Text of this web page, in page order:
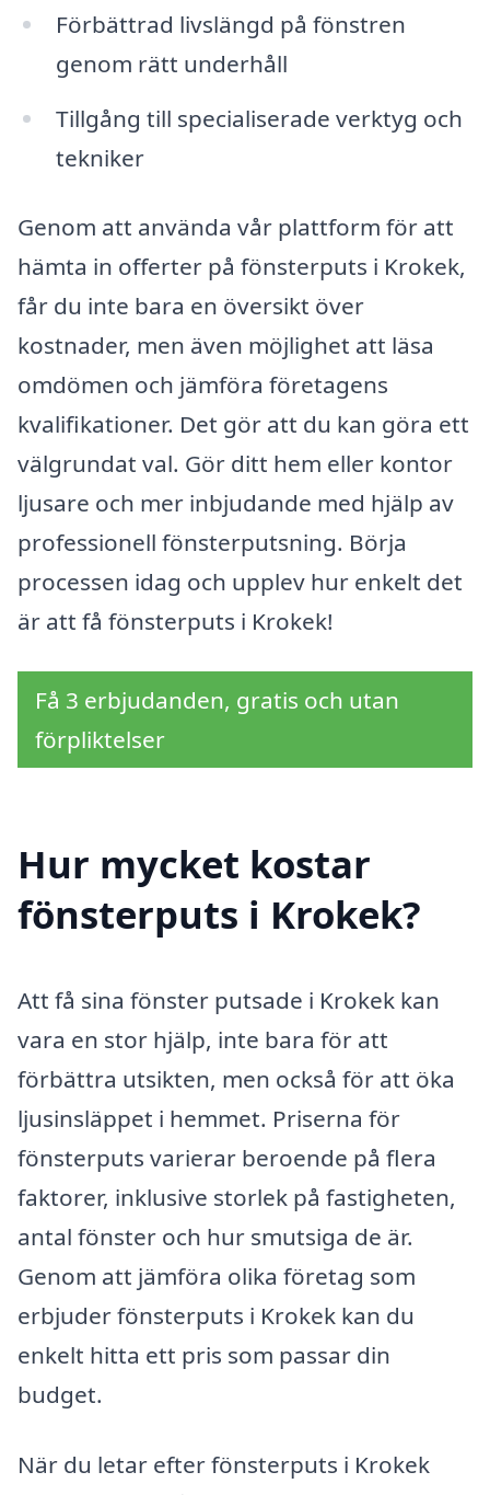
Förbättrad livslängd på fönstren
genom rätt underhåll
Tillgång till specialiserade verktyg och
tekniker
Genom att använda vår plattform för att
hämta in offerter på fönsterputs i Krokek,
får du inte bara en översikt över
kostnader, men även möjlighet att läsa
omdömen och jämföra företagens
kvalifikationer. Det gör att du kan göra ett
välgrundat val. Gör ditt hem eller kontor
ljusare och mer inbjudande med hjälp av
professionell fönsterputsning. Börja
processen idag och upplev hur enkelt det
är att få fönsterputs i Krokek!
Få 3 erbjudanden, gratis och utan
förpliktelser
Hur mycket kostar
fönsterputs i Krokek?
Att få sina fönster putsade i Krokek kan
vara en stor hjälp, inte bara för att
förbättra utsikten, men också för att öka
ljusinsläppet i hemmet. Priserna för
fönsterputs varierar beroende på flera
faktorer, inklusive storlek på fastigheten,
antal fönster och hur smutsiga de är.
Genom att jämföra olika företag som
erbjuder fönsterputs i Krokek kan du
enkelt hitta ett pris som passar din
budget.
När du letar efter fönsterputs i Krokek